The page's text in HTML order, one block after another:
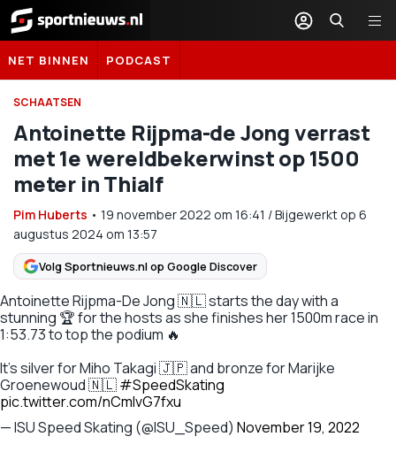
Sportnieuws.nl
NET BINNEN PODCAST
SCHAATSEN
Antoinette Rijpma-de Jong verrast
met 1e wereldbekerwinst op 1500
meter in Thialf
Pim Huberts • 19 november 2022 om 16:41 /Bijgewerkt op 6
augustus 2024 om 13:57
Volg Sportnieuws.nl op Google Discover
Antoinette Rijpma-De Jong 🇳🇱 starts the day with a
stunning 🏆 for the hosts as she finishes her 1500m race in
1:53.73 to top the podium 🔥
It's silver for Miho Takagi 🇯🇵 and bronze for Marijke
Groenewoud 🇳🇱#SpeedSkating
pic.twitter.com/nCmIvG7fxu
— ISU Speed Skating (@ISU_Speed) November 19, 2022